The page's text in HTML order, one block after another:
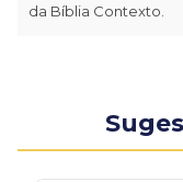
da Bíblia Contexto.